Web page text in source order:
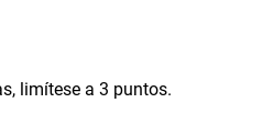
limítese a 3 puntos.